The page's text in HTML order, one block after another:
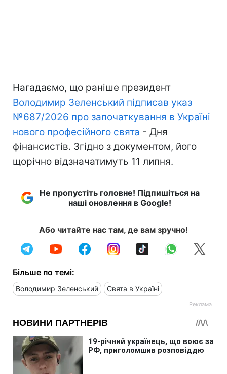
Нагадаємо, що раніше президент
Володимир Зеленський підписав указ
№687/2026 про започаткування в Україні
нового професійного свята - Дня
фінансистів. Згідно з документом, його
щорічно відзначатимуть 11 липня.
Не пропустіть головне! Підпишіться на
наші оновлення в Google!
Або читайте нас там, де вам зручно!
Більше по темі:
Володимир Зеленський Свята в Україні